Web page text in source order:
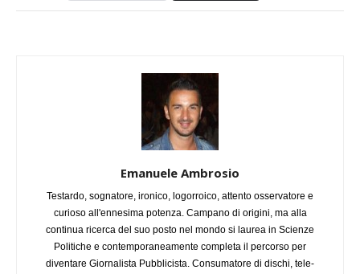
Emanuele Ambrosio
Testardo, sognatore, ironico, logorroico, attento osservatore e
curioso all'ennesima potenza. Campano di origini, ma alla
continua ricerca del suo posto nel mondo si laurea in Scienze
Politiche e contemporaneamente completa il percorso per
diventare Giornalista Pubblicista. Consumatore di dischi, tele-